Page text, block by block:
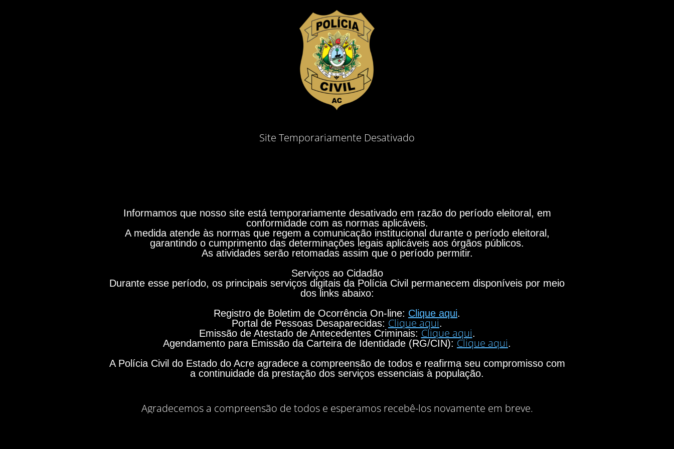
Site Temporariamente Desativado
Informamos que nosso site está temporariamente desativado em razão do período eleitoral, em
conformidade com as normas aplicáveis.
A medida atende às normas que regem a comunicação institucional durante o período eleitoral,
garantindo o cumprimento das determinações legais aplicáveis aos órgãos públicos.
As atividades serão retomadas assim que o período permitir.
Serviços ao Cidadão
Durante esse período, os principais serviços digitais da Polícia Civil permanecem disponíveis por meio
dos links abaixo:
Registro de Boletim de Ocorrência On-line: Clique aqui.
Portal de Pessoas Desaparecidas: Clique aqui.
Emissão de Atestado de Antecedentes Criminais: Clique aqui.
Agendamento para Emissão da Carteira de Identidade (RG/CIN): Clique aqui.
A Polícia Civil do Estado do Acre agradece a compreensão de todos e reafirma seu compromisso com
a continuidade da prestação dos serviços essenciais à população.
Agradecemos a compreensão de todos e esperamos recebê-los novamente em breve.